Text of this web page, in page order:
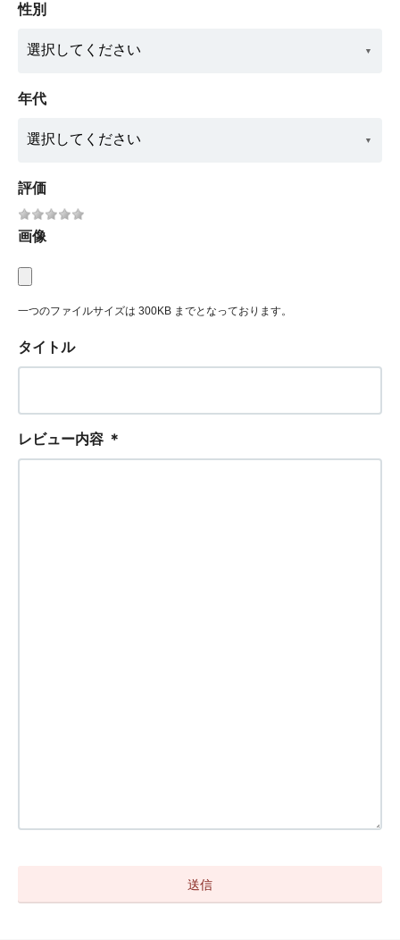
性別
年代
評価
画像
一つのファイルサイズは 300KB までとなっております。
タイトル
レビュー内容 ＊